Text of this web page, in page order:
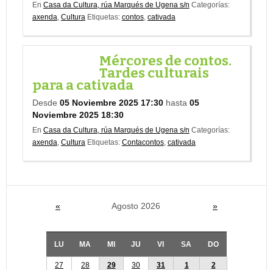
En Casa da Cultura, rúa Marqués de Ugena s/n Categorías:
axenda, Cultura Etiquetas: contos, cativada
Mércores de contos.
Tardes culturais
para a cativada
Desde 05 Noviembre 2025 17:30 hasta 05
Noviembre 2025 18:30
En Casa da Cultura, rúa Marqués de Ugena s/n Categorías:
axenda, Cultura Etiquetas: Contacontos, cativada
« Agosto 2026 »
LU MA MI JU VI SA DO
27 28 29 30 31 1
2